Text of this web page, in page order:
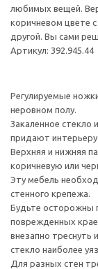
любимых вещей.
коричневом цвете
другой. Вы сами
Артикул: 392.945.44
Регулируемые
неровном полу.
Закаленное
придают
Верхняя и нижняя
коричневую или
Эту мебель
стенного крепежа.
Будьте осторожны
поврежденных
внезапно треснуть
стекло наиболее
Для разных стен